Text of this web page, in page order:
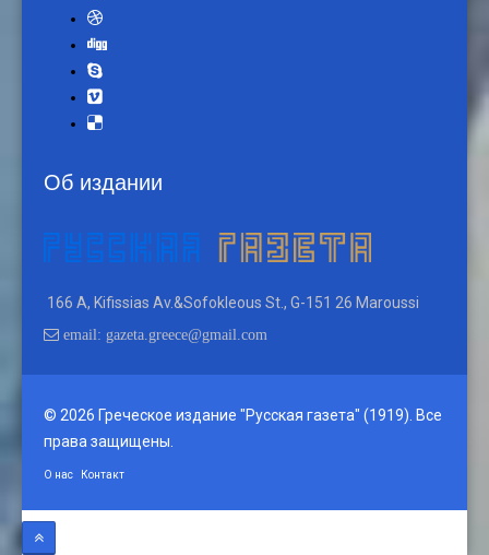
Об издании
166 A, Kifissias Av.&Sofokleous St., G-151 26 Maroussi
email: gazeta.greece@gmail.com
© 2026 Греческое издание "Русская газета" (1919). Все
права защищены.
О нас Контакт